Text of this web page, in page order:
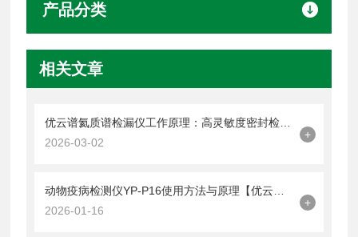
产品分类
相关文章
优云谱氦质谱检漏仪工作原理：高灵敏度密封检测技术解析
2026-03-02
+
动物疫病检测仪YP-P16使用方法与原理【优云谱】
2026-01-16
+